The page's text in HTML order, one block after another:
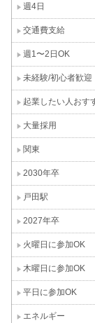
週4日
交通費支給
週1〜2日OK
未経験/初心者歓迎
起業したい人おす
大量採用
関東
2030年卒
戸田駅
2027年卒
火曜日に参加OK
木曜日に参加OK
平日に参加OK
エネルギー